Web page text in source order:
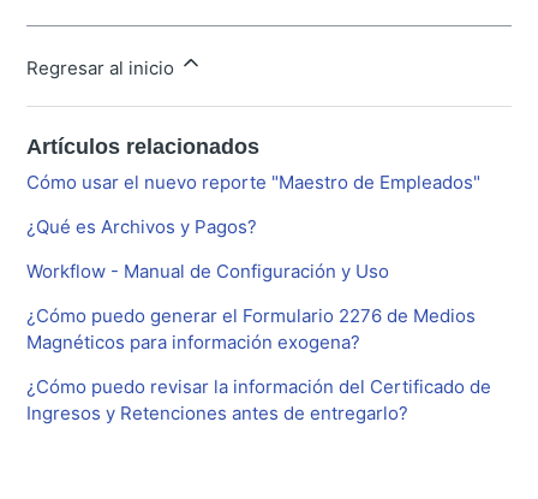
Regresar al inicio
Artículos relacionados
Cómo usar el nuevo reporte "Maestro de Empleados"
¿Qué es Archivos y Pagos?
Workflow - Manual de Configuración y Uso
¿Cómo puedo generar el Formulario 2276 de Medios
Magnéticos para información exogena?
¿Cómo puedo revisar la información del Certificado de
Ingresos y Retenciones antes de entregarlo?